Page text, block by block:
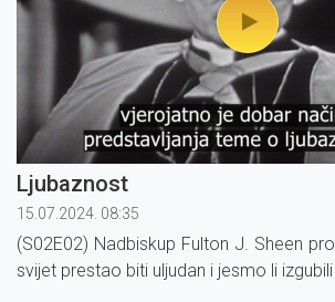
Ljubaznost
15.07.2024. 08:35
(S02E02) Nadbiskup Fulton J. Sheen
svijet prestao biti uljudan i jesmo li